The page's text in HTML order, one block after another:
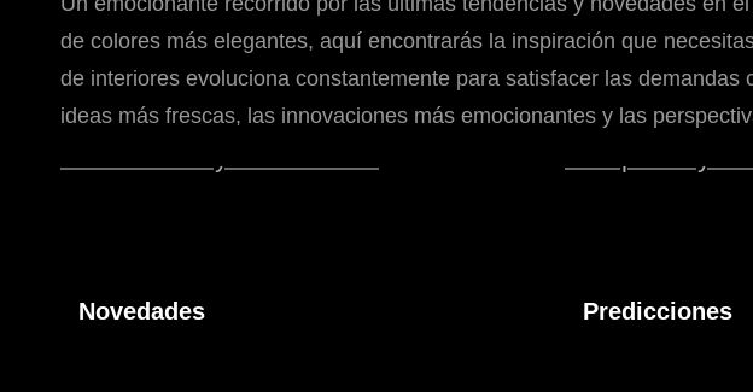
de colores más elegantes, aquí encontrarás la inspiración que
de interiores evoluciona constantemente para satisfacer las
ideas más frescas, las innovaciones más emocionantes y las
Novedades Predicciones